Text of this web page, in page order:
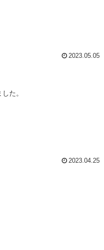
2023.05.05
た。
2023.04.25